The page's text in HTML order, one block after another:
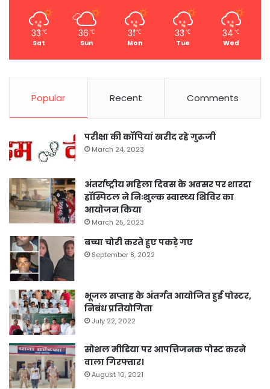
33 ℃
Sat
36 ℃
Sun
31℃
Mon
33 ℃
Tue
34 ℃
Wed
Popular Recent Comments
परीक्षा की कॉपियां खरीद रहे गुरुजी
March 24, 2023
अंतर्राष्ट्रीय महिला दिवस के अवसर पर शारदा
हॉस्पिटल ने निःशुल्क स्वास्थ्य शिविर का
आयोजन किया
March 25, 2023
बच्चा चोरी करते हुए पकड़े गए
September 8, 2022
भूजल सप्ताह के अंतर्गत आयोजित हुई पोस्टर,
निबंध प्रतियोगिता
July 22, 2022
सोशल मीडिया पर आपत्तिजनक पोस्ट करने
वाला गिरफ्तार।
August 10, 2021